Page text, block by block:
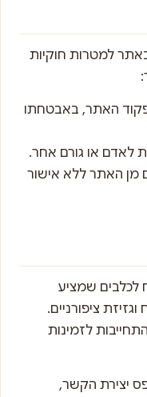
למטרות חוקיות
האתר, באבטחתו
לאדם או גורם אחר.
מן האתר ללא אישור
לכלבים שמציע
ציפורניים.
לזמינות
יצירת הקשר,